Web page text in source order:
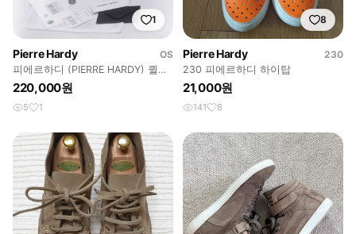
1
Pierre Hardy
OS
피에르하디 (PIERRE HARDY) 퀼팅
큐브 나파레더 카프스킨 클러치
220,000원
5 1
8
Pierre Hardy
230
230 피에르하디 하이탑
21,000원
141 8